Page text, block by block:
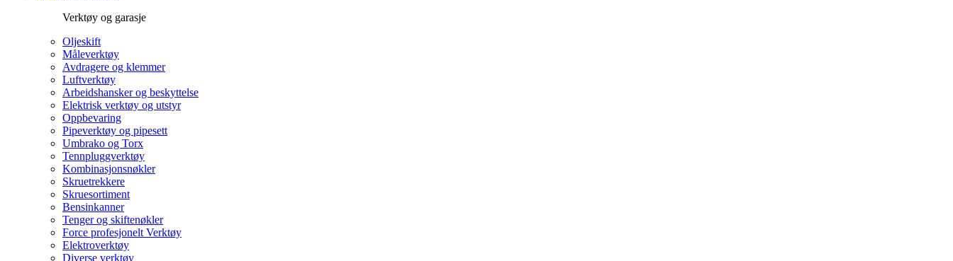
Verktøy og garasje
Oljeskift
Måleverktøy
Avdragere og klemmer
Luftverktøy
Arbeidshansker og beskyttelse
Elektrisk verktøy og utstyr
Oppbevaring
Pipeverktøy og pipesett
Umbrako og Torx
Tennpluggverktøy
Kombinasjonsnøkler
Skruetrekkere
Skruesortiment
Bensinkanner
Tenger og skiftenøkler
Force profesjonelt Verktøy
Elektroverktøy
Diverse verktøy